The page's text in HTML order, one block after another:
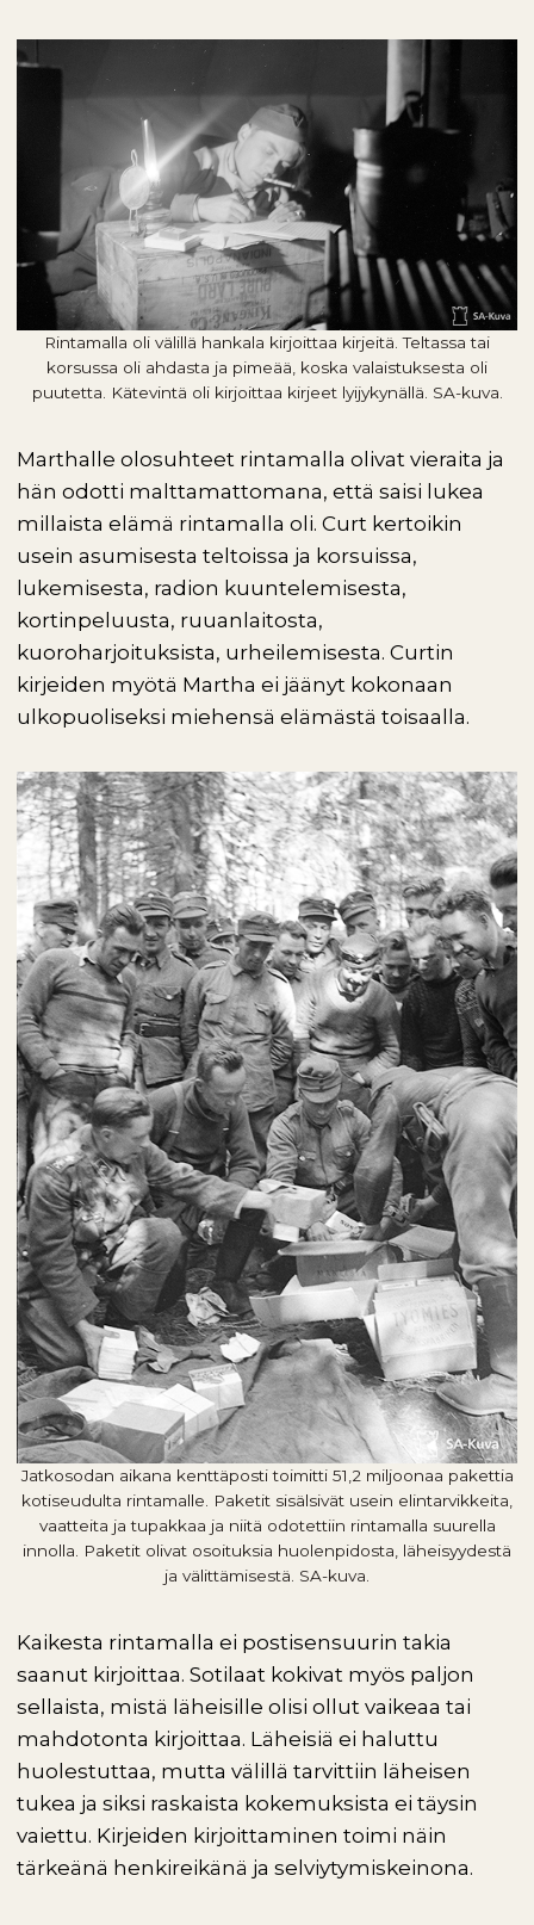
Rintamalla oli välillä hankala kirjoittaa kirjeitä. Teltassa tai
korsussa oli ahdasta ja pimeää, koska valaistuksesta oli
puutetta. Kätevintä oli kirjoittaa kirjeet lyijykynällä. SA-kuva.
Marthalle olosuhteet rintamalla olivat vieraita ja
hän odotti malttamattomana, että saisi lukea
millaista elämä rintamalla oli. Curt kertoikin
usein asumisesta teltoissa ja korsuissa,
lukemisesta, radion kuuntelemisesta,
kortinpeluusta, ruuanlaitosta,
kuoroharjoituksista, urheilemisesta. Curtin
kirjeiden myötä Martha ei jäänyt kokonaan
ulkopuoliseksi miehensä elämästä toisaalla.
Jatkosodan aikana kenttäposti toimitti 51,2 miljoonaa pakettia
kotiseudulta rintamalle. Paketit sisälsivät usein elintarvikkeita,
vaatteita ja tupakkaa ja niitä odotettiin rintamalla suurella
innolla. Paketit olivat osoituksia huolenpidosta, läheisyydestä
ja välittämisestä. SA-kuva.
Kaikesta rintamalla ei postisensuurin takia
saanut kirjoittaa. Sotilaat kokivat myös paljon
sellaista, mistä läheisille olisi ollut vaikeaa tai
mahdotonta kirjoittaa. Läheisiä ei haluttu
huolestuttaa, mutta välillä tarvittiin läheisen
tukea ja siksi raskaista kokemuksista ei täysin
vaiettu. Kirjeiden kirjoittaminen toimi näin
tärkeänä henkireikänä ja selviytymiskeinona.